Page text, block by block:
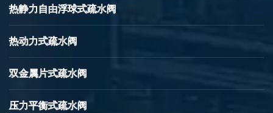
热静力自由浮球式疏水阀
热动力式疏水阀
双金属片式疏水阀
压力平衡式疏水阀